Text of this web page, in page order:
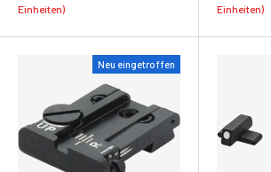
Einheiten)
Einheiten)
Neu eingetroffen